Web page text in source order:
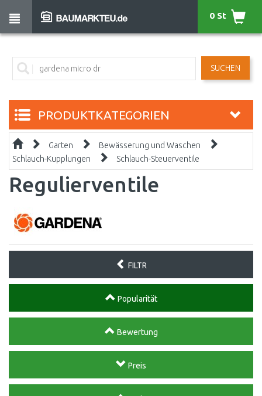
SUCHEN
0 St
PRODUKTKATEGORIEN
Garten
Bewässerung und Waschen
Schlauch-Kupplungen
Schlauch-Steuerventile
Regulierventile
FILTR
Popularität
Bewertung
Preis